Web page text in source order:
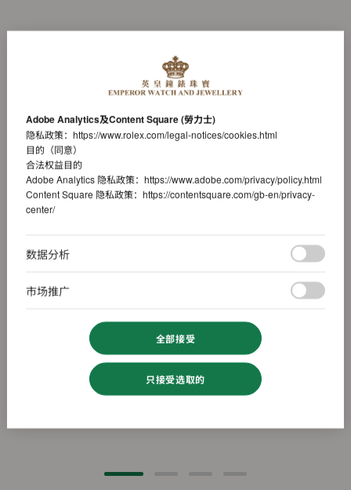
Adobe Analytics及Content Square (勞力士)
隐私政策： https://www.rolex.com/legal-notices/cookies.html
目的（同意）
合法权益目的
Adobe Analytics 隐私政策： https://www.adobe.com/privacy/policy.html
Content Square 隐私政策： https://contentsquare.com/gb-en/privacy-
center/
数据分析
市场推广
全部接受
只接受选取的